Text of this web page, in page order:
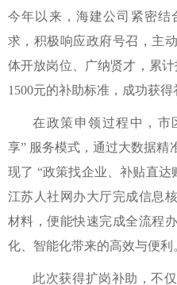
今年以来，海建公司紧密结
求，积极响应政府号召，主
体开放岗位、广纳贤才，累
1500元的补助标准，成功获得
在政策申领过程中，市
享” 服务模式，通过大数据精
现了 “政策找企业、补贴直
江苏人社网办大厅完成信息
材料，便能快速完成全流程
化、智能化带来的高效与便利
此次获得扩岗补助，不